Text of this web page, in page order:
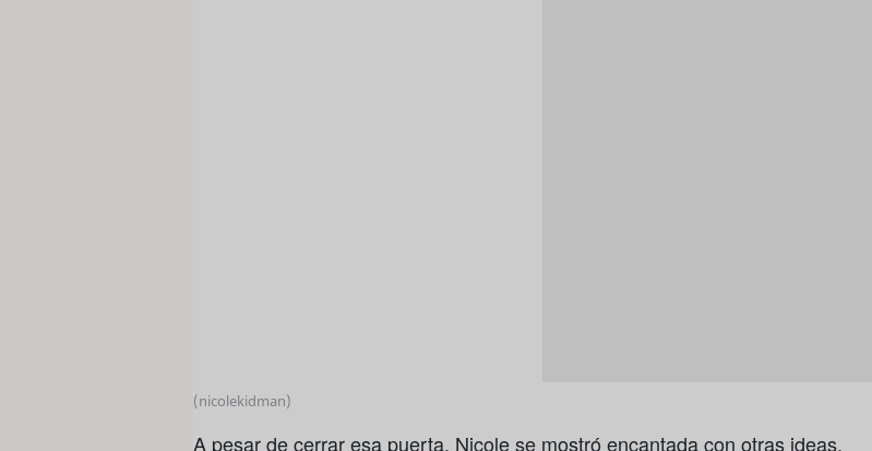
(nicolekidman)
A pesar de cerrar esa puerta, Nicole se mostró encantada con otras ideas,